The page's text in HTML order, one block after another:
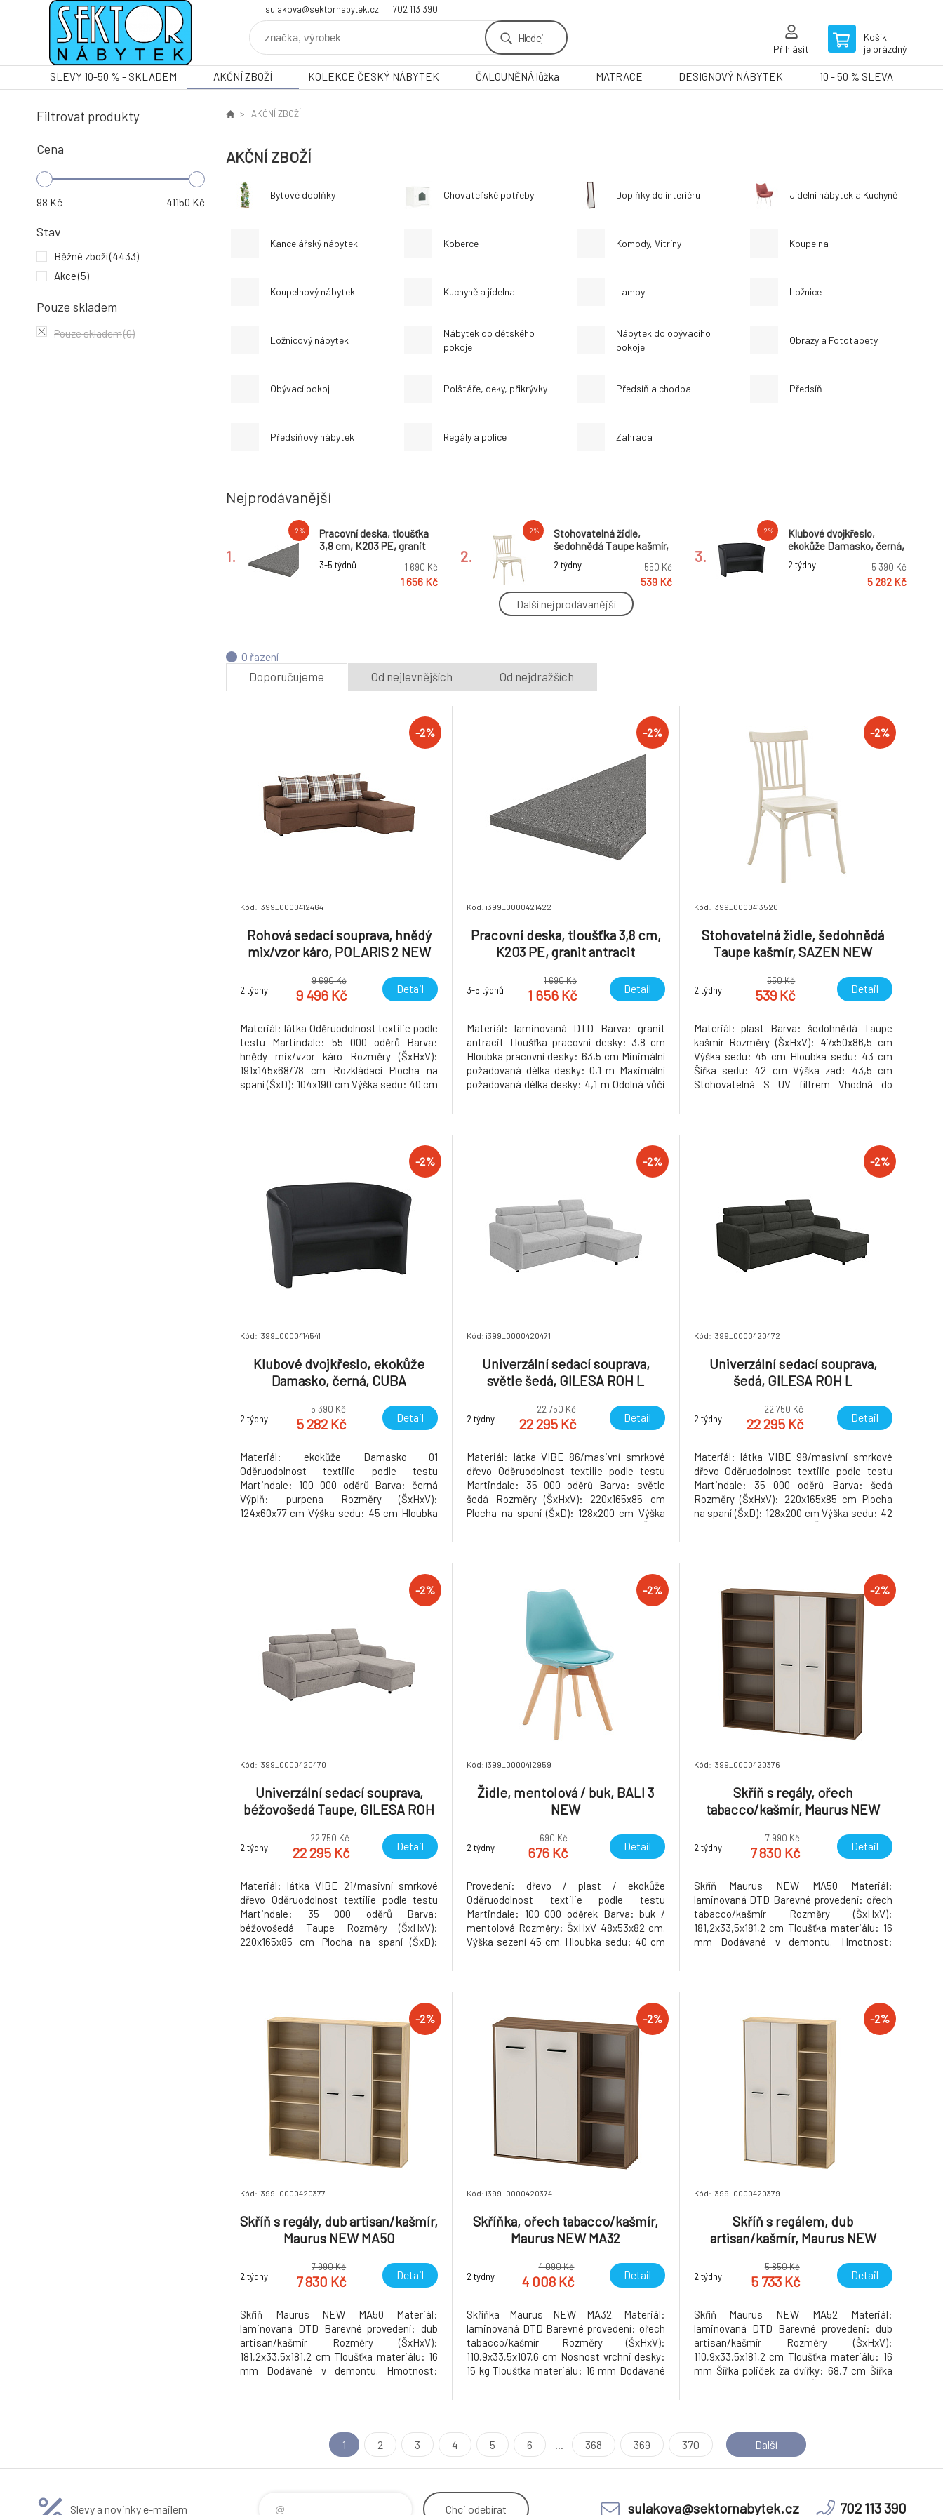
sulakova@sektornabytek.cz 702 113 390
Hledej
Přihlásit
Košík
je prázdný
SLEVY 10-50 % - SKLADEM AKČNÍ ZBOŽÍ KOLEKCE ČESKÝ NÁBYTEK ČALOUNĚNÁ lůžka MATRACE DESIGNOVÝ NÁBYTEK 10 - 50 % SLEVA
Filtrovat produkty
Cena
98 Kč 41150 Kč
Stav
Běžné zboží(4433)
Akce(5)
Pouze skladem
Pouze skladem(0)
AKČNÍ ZBOŽÍ
AKČNÍ ZBOŽÍ
Bytové doplňky Chovateľské potřeby Doplňky do interiéru Jídelní nábytek a Kuchyně
Kancelářský nábytek Koberce Komody, Vitríny Koupelna
Koupelnový nábytek Kuchyně a jídelna Lampy Ložnice
Ložnicový nábytek
Nábytek do dětského
pokoje
Nábytek do obývacího
pokoje
Obrazy a Fototapety
Obývací pokoj Polštáře, deky, přikrývky Předsíň a chodba Předsíň
Předsíňový nábytek Regály a police Zahrada
Nejprodávanější
1.
-2%
Pracovní deska, tloušťka
3,8 cm, K203 PE, granit
antracit
3-5 týdnů 1 690 Kč
1 656 Kč
2.
-2%
Stohovatelná židle,
šedohnědá Taupe kašmír,
SAZEN NEW
2 týdny 550 Kč
539 Kč
3.
-2%
Klubové dvojkřeslo,
ekokůže Damasko, černá,
CUBA
2 týdny 5 390 Kč
5 282 Kč
22 295 Kč
-2%
Univerzální sedací
Židle, mentolová / buk,
690 Kč
676 Kč
Skříň s regálem, dub
5 850 Kč
5 733 Kč
Skříň s regálem, ořech
5 850 Kč
5 733 Kč
Další nejprodávanější
O řazení
Doporučujeme Od nejlevnějších Od nejdražších
-2%
Kód: i399_0000412464
Rohová sedací souprava, hnědý
mix/vzor káro, POLARIS 2 NEW
2 týdny
9 690 Kč
9 496 Kč Detail
Materiál: látka Oděruodolnost textilie podle
testu Martindale: 55 000 oděrů Barva:
hnědý mix/vzor káro Rozměry (ŠxHxV):
191x145x68/78 cm Rozkládací Plocha na
spaní (ŠxD): 104x190 cm Výška sedu: 40 cm
-2%
Kód: i399_0000421422
Pracovní deska, tloušťka 3,8 cm,
K203 PE, granit antracit
3-5 týdnů
1 690 Kč
1 656 Kč Detail
Materiál: laminovaná DTD Barva: granit
antracit Tloušťka pracovní desky: 3,8 cm
Hloubka pracovní desky: 63,5 cm Minimální
požadovaná délka desky: 0,1 m Maximální
požadovaná délka desky: 4,1 m Odolná vůči
-2%
Kód: i399_0000413520
Stohovatelná židle, šedohnědá
Taupe kašmír, SAZEN NEW
2 týdny
550 Kč
539 Kč Detail
Materiál: plast Barva: šedohnědá Taupe
kašmír Rozměry (ŠxHxV): 47x50x86,5 cm
Výška sedu: 45 cm Hloubka sedu: 43 cm
Šířka sedu: 42 cm Výška zad: 43,5 cm
Stohovatelná S UV filtrem Vhodná do
-2%
Kód: i399_0000414541
Klubové dvojkřeslo, ekokůže
Damasko, černá, CUBA
2 týdny
5 390 Kč
5 282 Kč Detail
Materiál: ekokůže Damasko 01
Oděruodolnost textilie podle testu
Martindale: 100 000 oděrů Barva: černá
Výplň: purpena Rozměry (ŠxHxV):
124x60x77 cm Výška sedu: 45 cm Hloubka
-2%
Kód: i399_0000420471
Univerzální sedací souprava,
světle šedá, GILESA ROH L
2 týdny
22 750 Kč
22 295 Kč Detail
Materiál: látka VIBE 86/masivní smrkové
dřevo Oděruodolnost textilie podle testu
Martindale: 35 000 oděrů Barva: světle
šedá Rozměry (ŠxHxV): 220x165x85 cm
Plocha na spaní (ŠxD): 128x200 cm Výška
-2%
Kód: i399_0000420472
Univerzální sedací souprava,
šedá, GILESA ROH L
2 týdny
22 750 Kč
22 295 Kč Detail
Materiál: látka VIBE 98/masivní smrkové
dřevo Oděruodolnost textilie podle testu
Martindale: 35 000 oděrů Barva: šedá
Rozměry (ŠxHxV): 220x165x85 cm Plocha
na spaní (ŠxD): 128x200 cm Výška sedu: 42
-2%
Kód: i399_0000420470
Univerzální sedací souprava,
béžovošedá Taupe, GILESA ROH
2 týdny
22 750 Kč
22 295 Kč Detail
Materiál: látka VIBE 21/masivní smrkové
dřevo Oděruodolnost textilie podle testu
Martindale: 35 000 oděrů Barva:
béžovošedá Taupe Rozměry (ŠxHxV):
220x165x85 cm Plocha na spaní (ŠxD):
-2%
Kód: i399_0000412959
Židle, mentolová / buk, BALI 3
NEW
2 týdny
690 Kč
676 Kč Detail
Provedení: dřevo / plast / ekokůže
Oděruodolnost textilie podle testu
Martindale: 100 000 oděrek Barva: buk /
mentolová Rozměry: ŠxHxV 48x53x82 cm.
Výška sezení 45 cm. Hloubka sedu: 40 cm
-2%
Kód: i399_0000420376
Skříň s regály, ořech
tabacco/kašmír, Maurus NEW
2 týdny
7 990 Kč
7 830 Kč Detail
Skříň Maurus NEW MA50 Materiál:
laminovaná DTD Barevné provedení: ořech
tabacco/kašmír Rozměry (ŠxHxV):
181,2x33,5x181,2 cm Tloušťka materiálu: 16
mm Dodávané v demontu. Hmotnost:
-2%
Kód: i399_0000420377
Skříň s regály, dub artisan/kašmír,
Maurus NEW MA50
2 týdny
7 990 Kč
7 830 Kč Detail
Skříň Maurus NEW MA50 Materiál:
laminovaná DTD Barevné provedení: dub
artisan/kašmír Rozměry (ŠxHxV):
181,2x33,5x181,2 cm Tloušťka materiálu: 16
mm Dodávané v demontu. Hmotnost:
-2%
Kód: i399_0000420374
Skříňka, ořech tabacco/kašmír,
Maurus NEW MA32
2 týdny
4 090 Kč
4 008 Kč Detail
Skříňka Maurus NEW MA32. Materiál:
laminovaná DTD Barevné provedení: ořech
tabacco/kašmír Rozměry (ŠxHxV):
110,9x33,5x107,6 cm Nosnost vrchní desky:
15 kg Tloušťka materiálu: 16 mm Dodávané
-2%
Kód: i399_0000420379
Skříň s regálem, dub
artisan/kašmír, Maurus NEW
2 týdny
5 850 Kč
5 733 Kč Detail
Skříň Maurus NEW MA52 Materiál:
laminovaná DTD Barevné provedení: dub
artisan/kašmír Rozměry (ŠxHxV):
110,9x33,5x181,2 cm Tloušťka materiálu: 16
mm Šířka poliček za dvířky: 68,7 cm Šířka
1 2 3 4 5 6 ... 368 369 370 Další
Slevy a novinky e-mailem Chci odebírat sulakova@sektornabytek.cz 702 113 390